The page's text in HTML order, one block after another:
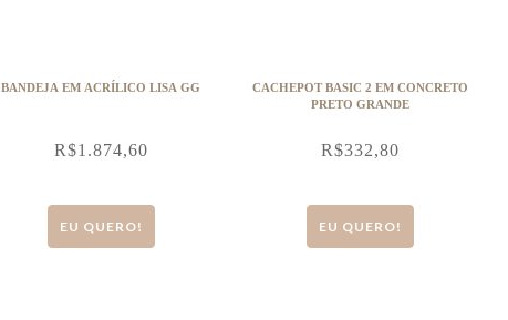
BANDEJA EM ACRÍLICO LISA GG
R$1.874,60
EU QUERO!
CACHEPOT BASIC 2 EM CONCRETO
PRETO GRANDE
R$332,80
EU QUERO!